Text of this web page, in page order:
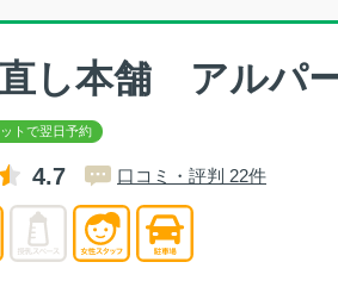
し本舗 アルパ
4.7 口コミ・評判 22件